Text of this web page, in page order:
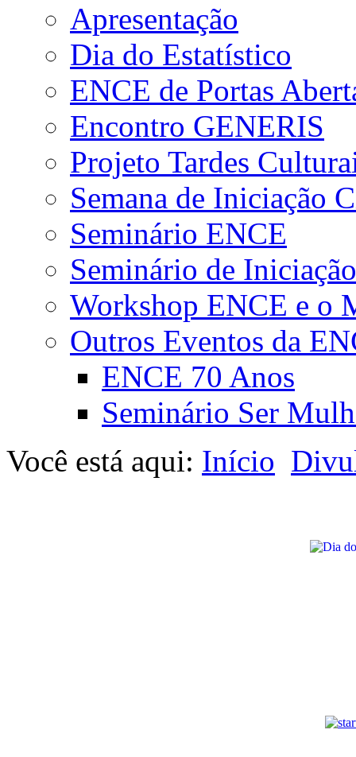
Apresentação
Dia do Estatístico
ENCE de Portas
Encontro GENERIS
Projeto Tardes
Semana de Iniciação
Seminário ENCE
Seminário de
Workshop ENCE e o
Outros Eventos da
ENCE 70 Anos
Seminário Ser
Você está aqui: Início